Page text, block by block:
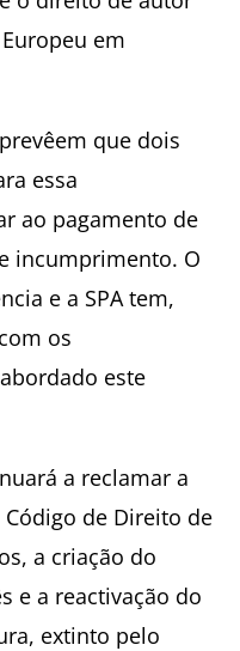
em
que dois
essa
ao pagamento de
incumprimento. O
e a SPA tem,
os
este
a reclamar a
de Direito de
a criação do
e a reactivação do
extinto pelo